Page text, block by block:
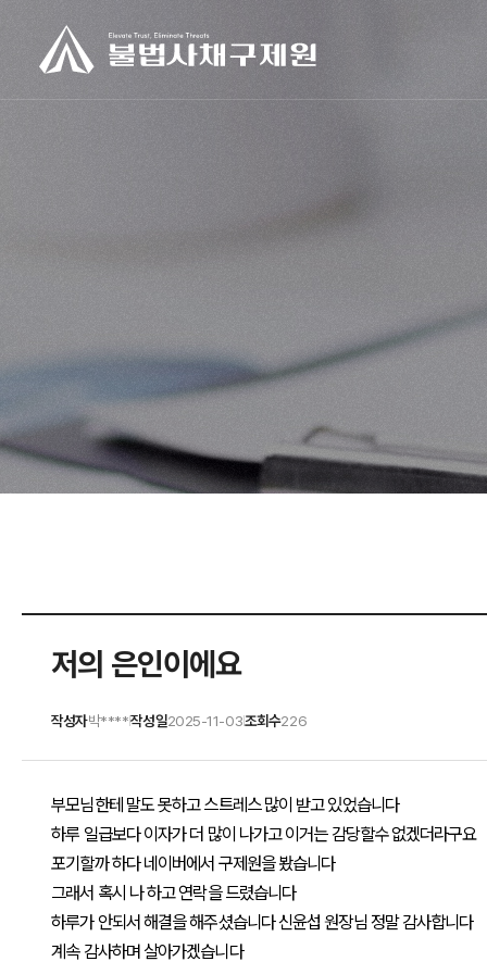
저의 은인이에요
작성자박****|작성일2025-11-03|조회수226
부모님한테 말도 못하고 스트레스 많이 받고 있었습니다
하루 일급보다 이자가 더 많이 나가고 이거는 감당할수 없겠더라구요
포기할까 하다 네이버에서 구제원을 봤습니다
그래서 혹시 나 하고 연락을 드렸습니다
하루가 안되서 해결을 해주셨습니다 신윤섭 원장님 정말 감사합니다
계속 감사하며 살아가겠습니다